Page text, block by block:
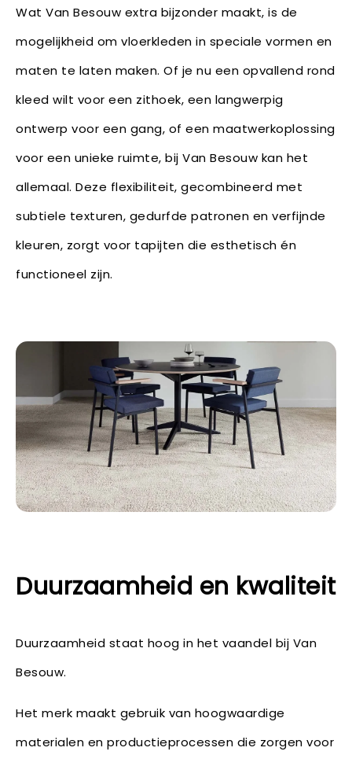
Wat Van Besouw extra bijzonder maakt, is de
mogelijkheid om vloerkleden in speciale vormen en
maten te laten maken. Of je nu een opvallend rond
kleed wilt voor een zithoek, een langwerpig
ontwerp voor een gang, of een maatwerkoplossing
voor een unieke ruimte, bij Van Besouw kan het
allemaal. Deze flexibiliteit, gecombineerd met
subtiele texturen, gedurfde patronen en verfijnde
kleuren, zorgt voor tapijten die esthetisch én
functioneel zijn.
Duurzaamheid en kwaliteit
Duurzaamheid staat hoog in het vaandel bij Van
Besouw.
Het merk maakt gebruik van hoogwaardige
materialen en productieprocessen die zorgen voor